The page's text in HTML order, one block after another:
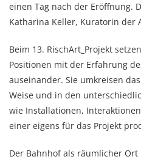
einen Tag nach der Eröffnung.
Katharina Keller, Kuratorin der
Beim 13. RischArt_Projekt
Positionen mit der Erfahrung
auseinander. Sie umkreisen
Weise und in den
wie Installationen,
einer eigens für das Projekt
Der Bahnhof als räumlicher